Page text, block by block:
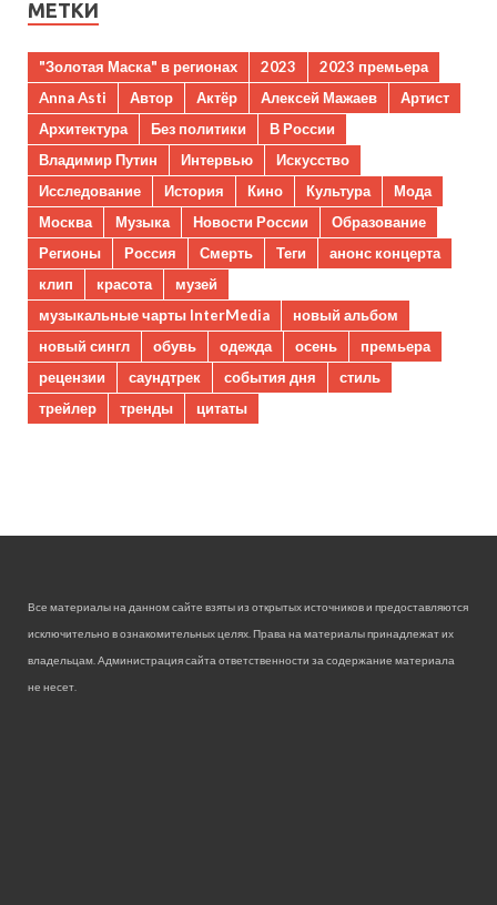
МЕТКИ
"Золотая Маска" в регионах 2023
2023 премьера
Anna Asti
Автор Актёр Алексей Мажаев
Артист
Архитектура
Без политики
В России
Владимир Путин
Интервью
Искусство
Исследование
История Кино Культура
Мода
Москва
Музыка Новости России
Образование
Регионы
Россия Смерть Теги
анонс концерта
клип
красота
музей
музыкальные чарты InterMedia
новый альбом
новый сингл
обувь одежда осень
премьера
рецензии
саундтрек события дня
стиль
трейлер
тренды цитаты
Все материалы на данном сайте взяты из открытых источников и предоставляются
исключительно в ознакомительных целях. Права на материалы принадлежат их
владельцам. Администрация сайта ответственности за содержание материала
не несет.